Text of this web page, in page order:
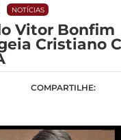
NOTÍCIAS
Vitor Bonfim
Cristiano
COMPARTILHE: